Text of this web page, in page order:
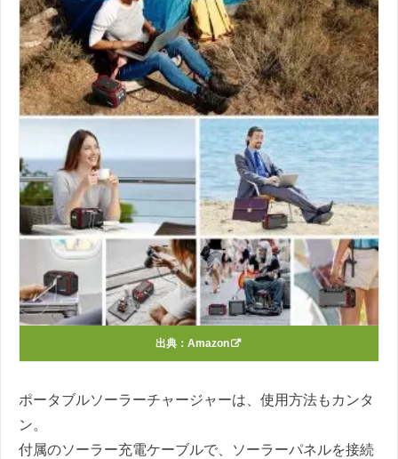
出典： Amazon
ポータブルソーラーチャージャーは、使用方法もカンタ
ン。
付属のソーラー充電ケーブルで、ソーラーパネルを接続